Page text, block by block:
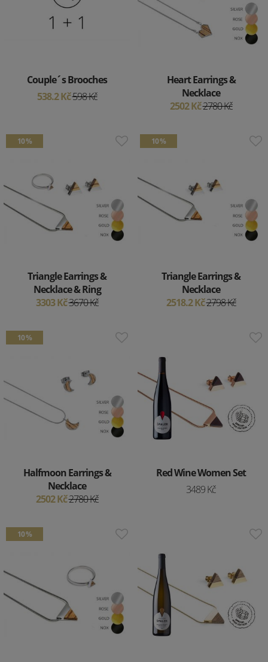
Couple´s Brooches
538.2 Kč598 Kč
Heart Earrings &
Necklace
2502 Kč2780 Kč
10 %
Triangle Earrings &
Necklace & Ring
3303 Kč3670 Kč
10 %
Triangle Earrings &
Necklace
2518.2 Kč2798 Kč
10 %
Halfmoon Earrings &
Necklace
2502 Kč2780 Kč
Red Wine Women Set
3489 Kč
10 %